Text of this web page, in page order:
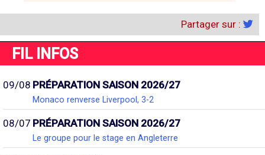
Partager sur :
FIL INFOS
09/08 PRÉPARATION SAISON 2026/27
Monaco renverse Liverpool, 3-2
08/07 PRÉPARATION SAISON 2026/27
Le groupe pour le stage en Angleterre